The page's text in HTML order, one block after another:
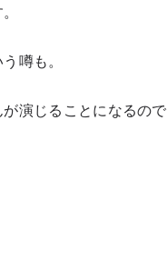
噂も。
演じることになるので